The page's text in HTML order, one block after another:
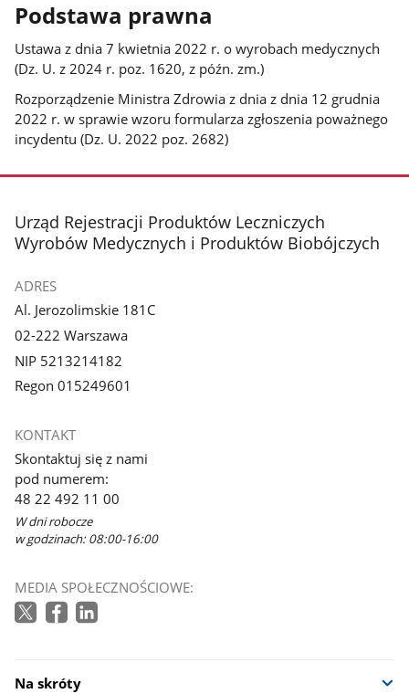
Podstawa prawna
Ustawa z dnia 7 kwietnia 2022 r. o wyrobach medycznych
(Dz. U. z 2024 r. poz. 1620, z późn. zm.)
Rozporządzenie Ministra Zdrowia z dnia z dnia 12 grudnia
2022 r. w sprawie wzoru formularza zgłoszenia poważnego
incydentu (Dz. U. 2022 poz. 2682)
stopka
Urząd Rejestracji Produktów Leczniczych
Wyrobów Medycznych i Produktów Biobójczych
ADRES
Al. Jerozolimskie 181C
02-222 Warszawa
NIP 5213214182
Regon 015249601
KONTAKT
Skontaktuj się z nami
pod numerem:
48 22 492 11 00
W dni robocze
w godzinach: 08:00-16:00
MEDIA SPOŁECZNOŚCIOWE:
Na skróty